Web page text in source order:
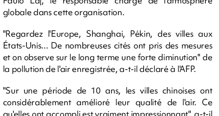
globale dans cette organisation.
"Regardez l'Europe, Shanghai, Pékin, des villes aux
États-Unis... De nombreuses cités ont pris des mesures
et on observe sur le long terme une forte diminution" de
la pollution de l'air enregistrée, a-t-il déclaré à l'AFP.
"Sur une période de 10 ans, les villes chinoises ont
considérablement amélioré leur qualité de l'air. Ce